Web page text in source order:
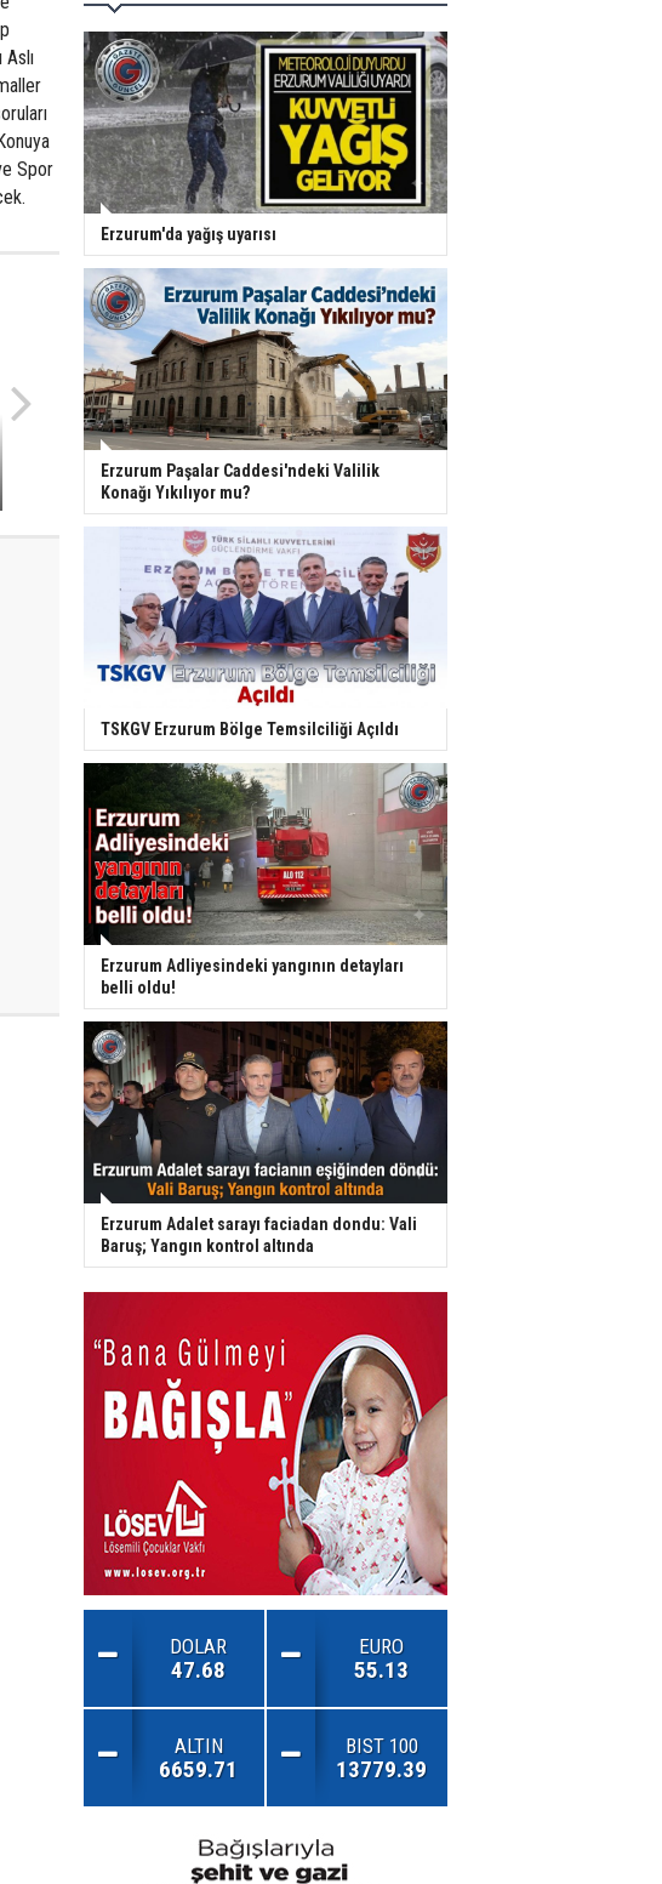
Aslı
Spor
Erzurum'da yağış uyarısı
Erzurum Paşalar Caddesi'ndeki Valilik
Konağı Yıkılıyor mu?
TSKGV Erzurum Bölge Temsilciliği Açıldı
Erzurum Adliyesindeki yangının detayları
belli oldu!
Erzurum Adalet sarayı faciadan dondu: Vali
Baruş; Yangın kontrol altında
DOLAR
47.68
EURO
55.13
ALTIN
6659.71
BIST 100
13779.39